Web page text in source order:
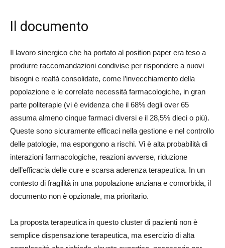
Il documento
Il lavoro sinergico che ha portato al position paper era teso a
produrre raccomandazioni condivise per rispondere a nuovi
bisogni e realtà consolidate, come l’invecchiamento della
popolazione e le correlate necessità farmacologiche, in gran
parte politerapie (vi è evidenza che il 68% degli over 65
assuma almeno cinque farmaci diversi e il 28,5% dieci o più).
Queste sono sicuramente efficaci nella gestione e nel controllo
delle patologie, ma espongono a rischi. Vi è alta probabilità di
interazioni farmacologiche, reazioni avverse, riduzione
dell’efficacia delle cure e scarsa aderenza terapeutica. In un
contesto di fragilità in una popolazione anziana e comorbida, il
documento non è opzionale, ma prioritario.
La proposta terapeutica in questo cluster di pazienti non è
semplice dispensazione terapeutica, ma esercizio di alta